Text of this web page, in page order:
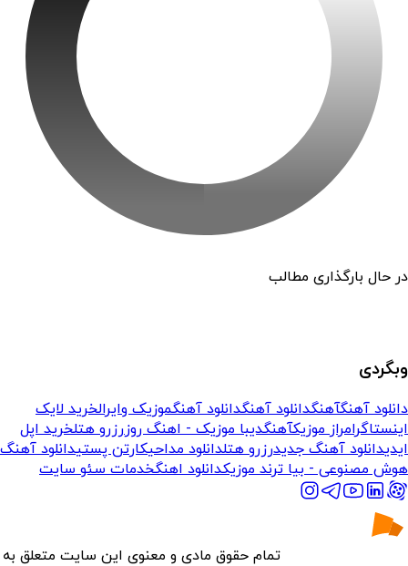
در حال بارگذاری مطالب
وبگردی
دانلود آهنگآهنگدانلود آهنگدانلود آهنگموزیک وایرالخرید لایک
اینستاگرامراز موزیکآهنگدیبا موزیک - اهنگ روزرزرو هتلخرید اپل
ایدیدانلود آهنگ جدیدرزرو هتلدانلود مداحیکارتن پستیدانلود آهنگ
هوش مصنوعی - بیا ترند موزیکدانلود اهنگخدمات سئو سایت
تمام حقوق مادی و معنوی این سایت متعلق به